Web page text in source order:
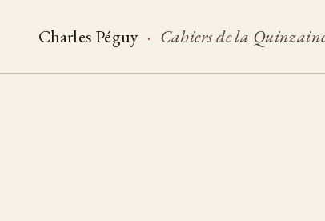
Charles Péguy · Cahiers de la